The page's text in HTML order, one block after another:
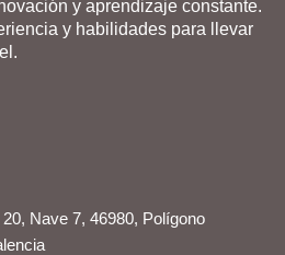
y aprendizaje constante.
y habilidades para llevar
Nave 7, 46980, Polígono